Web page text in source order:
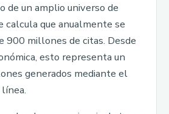
de un amplio universo de
calcula que anualmente se
900 millones de citas. Desde
esto representa un
generados mediante el